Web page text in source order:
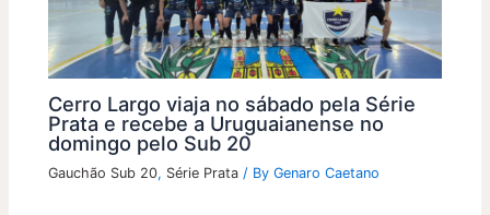
Cerro Largo viaja no sábado pela Série
Prata e recebe a Uruguaianense no
domingo pelo Sub 20
Gauchão Sub 20, Série Prata / ByGenaro Caetano